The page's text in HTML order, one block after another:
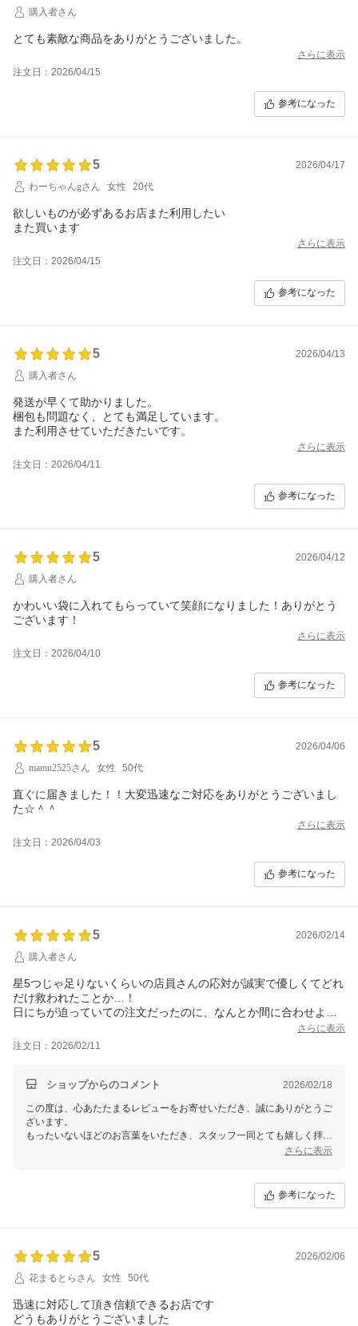
購入者さん
とても素敵な商品をありがとうございました。
さらに表示
注文日：2026/04/15
参考になった
5
2026/04/17
わーちゃんgさん
女性 20代
欲しいものが必ずあるお店また利用したい
また買います
さらに表示
注文日：2026/04/15
参考になった
5
2026/04/13
購入者さん
発送が早くて助かりました。
梱包も問題なく、とても満足しています。
また利用させていただきたいです。
さらに表示
注文日：2026/04/11
参考になった
5
2026/04/12
購入者さん
かわいい袋に入れてもらっていて笑顔になりました！ありがとう
ございます！
さらに表示
注文日：2026/04/10
参考になった
5
2026/04/06
mamu2525さん
女性 50代
直ぐに届きました！！大変迅速なご対応をありがとうございまし
た☆＾＾
さらに表示
注文日：2026/04/03
参考になった
5
2026/02/14
購入者さん
星5つじゃ足りないくらいの店員さんの応対が誠実で優しくてどれ
だけ救われたことか…！
日にちが迫っていての注文だったのに、なんとか間に合わせよう
と色々な手段をとっていただいたお陰で無事に作ることができま
した！！
何までありがとうございました?
さらに表示
注文日：2026/02/11
ショップからのコメント 2026/02/18
この度は、心あたたまるレビューをお寄せいただき、誠にありがとうご
ざいます。
もったいないほどのお言葉をいただき、スタッフ一同とても嬉しく拝見
娘さんが一生懸命袋詰めされたご様子が目に浮かび、思わず笑顔になり
栄です。
また次の楽しいお菓子作りの機会にも、思い出していただけましたら嬉
しいです。
この度はこちらこそ、ありがとうございました。
さらに表示
参考になった
5
2026/02/06
花まるとらさん
女性 50代
迅速に対応して頂き信頼できるお店です
どうもありがとうございました